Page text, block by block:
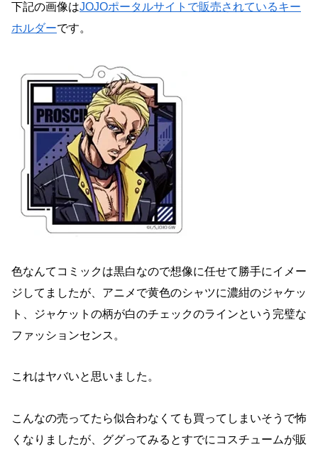
下記の画像はJOJOポータルサイトで販売されているキー
ホルダーです。
色なんてコミックは黒白なので想像に任せて勝手にイメー
ジしてましたが、アニメで黄色のシャツに濃紺のジャケッ
ト、ジャケットの柄が白のチェックのラインという完璧な
ファッションセンス。
これはヤバいと思いました。
こんなの売ってたら似合わなくても買ってしまいそうで怖
くなりましたが、ググってみるとすでにコスチュームが販